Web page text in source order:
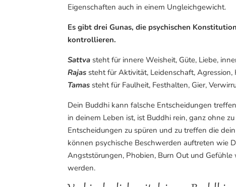
Eigenschaften auch in einem Ungleichgewicht.
Es gibt drei Gunas, die psychischen
kontrollieren.
Sattva steht für innere Weisheit, Güte, Liebe,
Rajas steht für Aktivität, Leidenschaft,
Tamas steht für Faulheit, Festhalten, Gier,
Dein Buddhi kann falsche Entscheidungen
in deinem Leben ist, ist Buddhi rein, ganz ohne
Entscheidungen zu spüren und zu treffen die
können psychische Beschwerden auftreten wie
Angststörungen, Phobien, Burn Out und
werden.